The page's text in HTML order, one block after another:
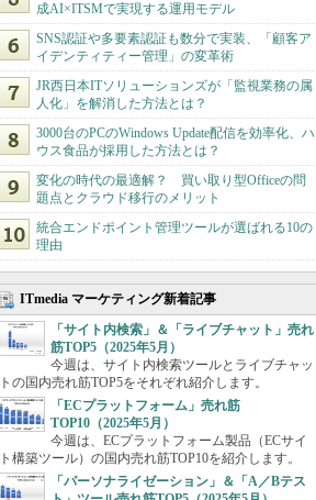
成AI×ITSMで実現する運用モデル
SNS認証や多要素認証も数分で実装、「顧客ア
イデンティティー管理」の変革術
JR西日本ITソリューションズが「監視業務の属
人化」を解消した方法とは？
3000台のPCのWindows Update配信を効率化、ハ
ウス食品が採用した方法とは？
変化の時代の最適解？ 買い取り型Officeの問
題点とクラウド移行のメリット
統合エンドポイント管理ツールが選ばれる10の
理由
ITmedia マーケティング新着記事
「サイト内検索」＆「ライブチャット」売れ
筋TOP5（2025年5月）
今週は、サイト内検索ツールとライブチャッ
トの国内売れ筋TOP5をそれぞれ紹介します。
「ECプラットフォーム」売れ筋
TOP10（2025年5月）
今週は、ECプラットフォーム製品（ECサイ
ト構築ツール）の国内売れ筋TOP10を紹介します。
「パーソナライゼーション」＆「A／Bテス